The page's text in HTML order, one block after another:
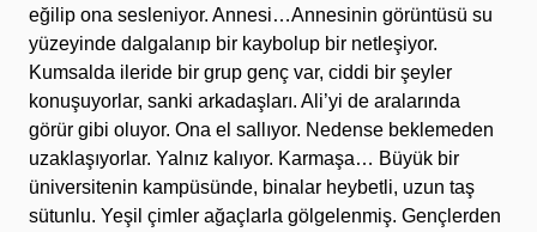
eğilip ona sesleniyor. Annesi…Annesinin görüntüsü su
yüzeyinde dalgalanıp bir kaybolup bir netleşiyor.
Kumsalda ileride bir grup genç var, ciddi bir şeyler
konuşuyorlar, sanki arkadaşları. Ali’yi de aralarında
görür gibi oluyor. Ona el sallıyor. Nedense beklemeden
uzaklaşıyorlar. Yalnız kalıyor. Karmaşa… Büyük bir
üniversitenin kampüsünde, binalar heybetli, uzun taş
sütunlu. Yeşil çimler ağaçlarla gölgelenmiş. Gençlerden